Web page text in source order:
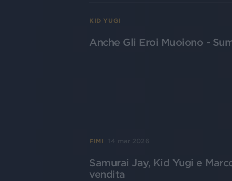
KID YUGI
Anche Gli Eroi Muoiono -
FIMI 14 mar 2026
Samurai Jay, Kid Yugi e
vendita